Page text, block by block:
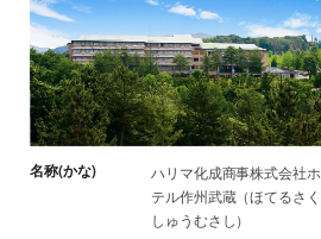
名称(かな)
ハリマ化成商事株式会社ホ
テル作州武蔵（ほてるさく
しゅうむさし）